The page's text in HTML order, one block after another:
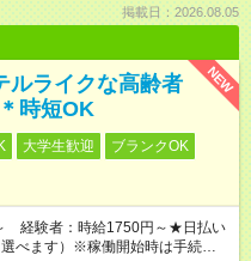
掲載日：2026.08.05
NEW
ルライクな高齢者
時短OK
大学生歓迎
ブランクOK
経験者：時給1750円～★日払い
べます）※稼働開始時は手続き完